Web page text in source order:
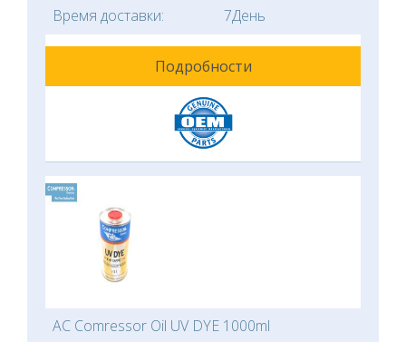
Время доставки:
7День
Подробности
AC Comressor Oil UV DYE 1000ml